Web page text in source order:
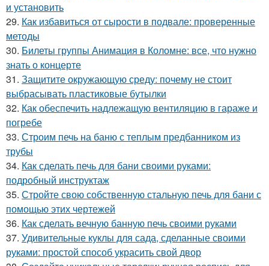
и установить
29. Как избавиться от сырости в подвале: проверенные
методы
30. Билеты группы Анимация в Коломне: все, что нужно
знать о концерте
31. Защитите окружающую среду: почему не стоит
выбрасывать пластиковые бутылки
32. Как обеспечить надлежащую вентиляцию в гараже и
погребе
33. Строим печь на баню с теплым предбанником из
трубы
34. Как сделать печь для бани своими руками:
подробный инструктаж
35. Стройте свою собственную стальную печь для бани с
помощью этих чертежей
36. Как сделать вечную банную печь своими руками
37. Удивительные куклы для сада, сделанные своими
руками: простой способ украсить свой двор